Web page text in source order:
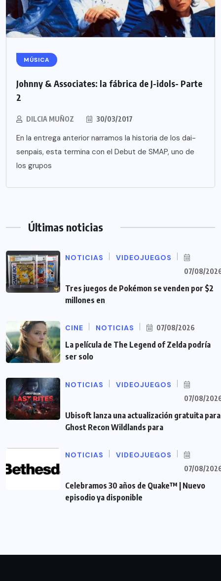
MÚSICA
Johnny & Associates: la fábrica de J-idols- Parte
2
DILCIA MUÑOZ 30/03/2017
En la entrega anterior narramos la historia de los dai-
senpais, esta termina con el Debut de SMAP, uno de
los grupos
Últimas noticias
NOTICIAS VIDEOJUEGOS
07/08/
Tres juegos de Pokémon se venden por $2
millones en
CINE NOTICIAS 07/08/2026
La película de The Legend of Zelda podría
ser solo
NOTICIAS VIDEOJUEGOS
07/08/
Ubisoft lanza una actualización gratuita para
Ghost Recon Wildlands para
NOTICIAS VIDEOJUEGOS
07/08/
Celebramos 30 años de Quake™ | Nuevo
episodio ya disponible